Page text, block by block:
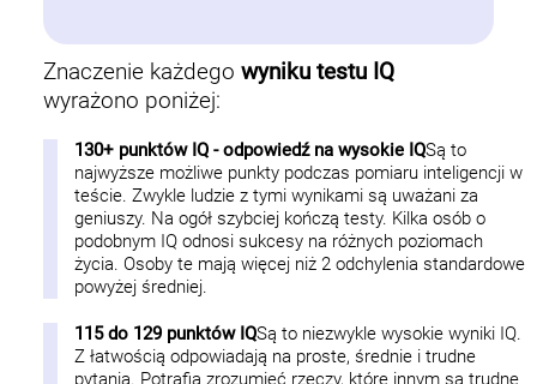
Znaczenie każdego wyniku testu IQ
wyrażono poniżej:
130+ punktów IQ - odpowiedź na wysokie IQSą to
najwyższe możliwe punkty podczas pomiaru inteligencji w
teście. Zwykle ludzie z tymi wynikami są uważani za
geniuszy. Na ogół szybciej kończą testy. Kilka osób o
podobnym IQ odnosi sukcesy na różnych poziomach
życia. Osoby te mają więcej niż 2 odchylenia standardowe
powyżej średniej.
115 do 129 punktów IQSą to niezwykle wysokie wyniki IQ.
Z łatwością odpowiadają na proste, średnie i trudne
pytania. Potrafią zrozumieć rzeczy, które innym są trudne